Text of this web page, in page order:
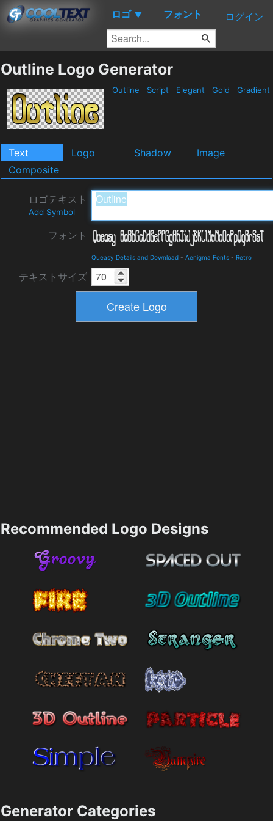
ロゴ ▼ フォント ログイン
Outline Logo Generator
Outline Script Elegant Gold Gradient
Text Logo Shadow
Image
Composite
ロゴテキスト
Add Symbol
フォント
Queasy Details and Download - Aenigma Fonts - Retro
テキストサイズ
Recommended Logo Designs
Generator Categories